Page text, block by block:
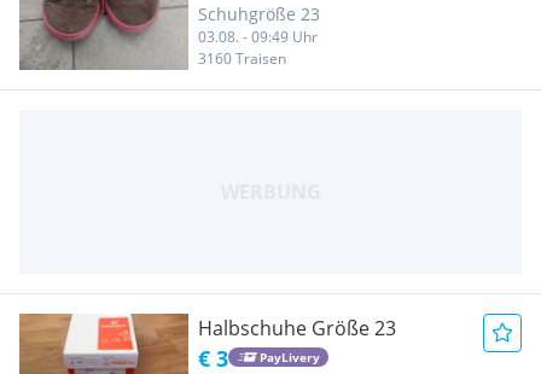
Schuhgröße 23
03.08. - 09:49 Uhr
3160 Traisen
Halbschuhe Größe 23
€ 3 PayLivery